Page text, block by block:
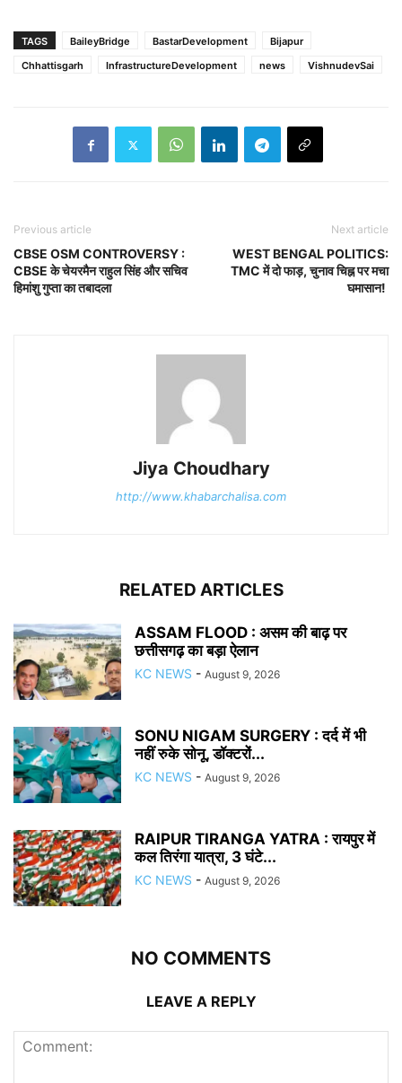
TAGS BaileyBridge BastarDevelopment
Bijapur
Chhattisgarh
InfrastructureDevelopment news VishnudevSai
Previous article
CBSE OSM CONTROVERSY :
CBSE के चेयरमैन राहुल सिंह और सचिव
हिमांशु गुप्ता का तबादला
Next article
WEST BENGAL POLITICS:
TMC में दो फाड़, चुनाव चिह्न पर मचा
घमासान!
Jiya Choudhary
http://www.khabarchalisa.com
RELATED ARTICLES
ASSAM FLOOD : असम की बाढ़ पर
छत्तीसगढ़ का बड़ा ऐलान
KC NEWS - August 9, 2026
SONU NIGAM SURGERY : दर्द में भी
नहीं रुके सोनू, डॉक्टरों...
KC NEWS - August 9, 2026
RAIPUR TIRANGA YATRA : रायपुर में
कल तिरंगा यात्रा, 3 घंटे...
KC NEWS - August 9, 2026
NO COMMENTS
LEAVE A REPLY